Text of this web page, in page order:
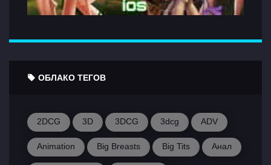
ОБЛАКО ТЕГОВ
2DCG 3D 3DCG 3dcg ADV
Animation Big Breasts Big Tits Анал